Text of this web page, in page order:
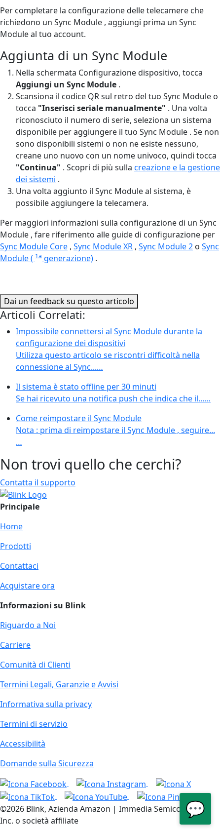
Per completare la configurazione delle telecamere che
richiedono un Sync Module , aggiungi prima un Sync
Module al tuo account.
Aggiunta di un Sync Module
Nella schermata Configurazione dispositivo, tocca
Aggiungi un Sync Module .
Scansiona il codice QR sul retro del tuo Sync Module o
tocca "Inserisci seriale manualmente" . Una volta
riconosciuto il numero di serie, seleziona un sistema
disponibile per aggiungere il tuo Sync Module . Se non
sono disponibili sistemi o non ne esiste nessuno,
creane uno nuovo con un nome univoco, quindi tocca
"Continua" . Scopri di più sulla creazione e la gestione
dei sistemi .
Una volta aggiunto il Sync Module al sistema, è
possibile aggiungere la telecamera.
Per maggiori informazioni sulla configurazione di un Sync
Module , fare riferimento alle guide di configurazione per
Sync Module Core , Sync Module XR , Sync Module 2 o Sync
Module ( 1a generazione) .
Dai un feedback su questo articolo
Articoli Correlati:
Impossibile connettersi al Sync Module durante la
configurazione dei dispositivi
Utilizza questo articolo se riscontri difficoltà nella
connessione al Sync...…
Il sistema è stato offline per 30 minuti
Se hai ricevuto una notifica push che indica che il...…
Come reimpostare il Sync Module
Nota : prima di reimpostare il Sync Module , seguire...
…
Non trovi quello che cerchi?
Contatta il supporto
Principale
Home
Prodotti
Contattaci
Acquistare ora
Informazioni su Blink
Riguardo a Noi
Carriere
Comunità di Clienti
Termini Legali, Garanzie e Avvisi
Informativa sulla privacy
Termini di servizio
Accessibilità
Domande sulla Sicurezza
©2026 Blink, Azienda Amazon | Immedia Semiconductor,
Inc. o società affiliate
💬